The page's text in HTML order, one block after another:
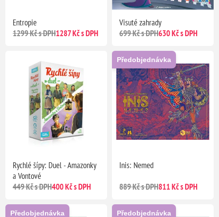
Entropie
1299 Kč s DPH1287 Kč s DPH
Visuté zahrady
699 Kč s DPH630 Kč s DPH
Rychlé šípy: Duel - Amazonky
a Vontové
449 Kč s DPH400 Kč s DPH
Předobjednávka
Inis: Nemed
889 Kč s DPH811 Kč s DPH
Předobjednávka Předobjednávka